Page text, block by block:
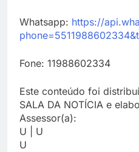
Whatsapp: https://
Fone: 11988602334
Este conteúdo foi
SALA DA NOTÍCIA e
Assessor(a):
U | U
U